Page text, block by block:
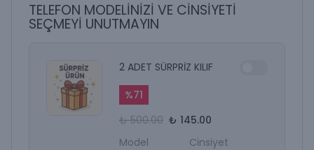
TELEFON MODELİNİZİ VE CİNSİYETİ
SEÇMEYİ UNUTMAYIN
2 ADET SÜRPRİZ KILIF
%71
₺ 500.00 ₺ 145.00
Model
Cinsiyet